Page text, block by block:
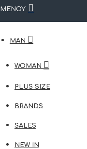
ΜΕΝΟΥ
MAN
WOMAN
PLUS SIZE
BRANDS
SALES
NEW IN